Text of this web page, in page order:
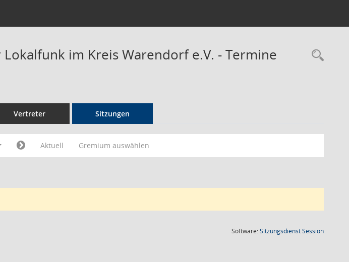
im Kreis Warendorf e.V. - Termine
Vertreter Sitzungen
Aktuell Gremium auswählen
Software:SitzungsdienstSession(Wird in